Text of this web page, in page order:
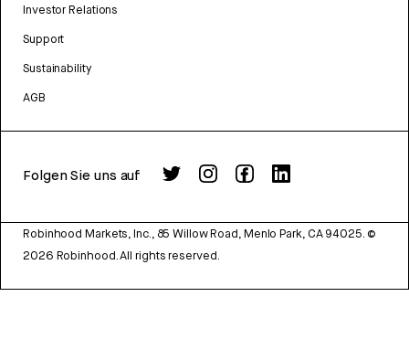
Investor Relations
Support
Sustainability
AGB
Folgen Sie uns auf
Robinhood Markets, Inc., 85 Willow Road, Menlo Park, CA 94025. ©
2026 Robinhood. All rights reserved.